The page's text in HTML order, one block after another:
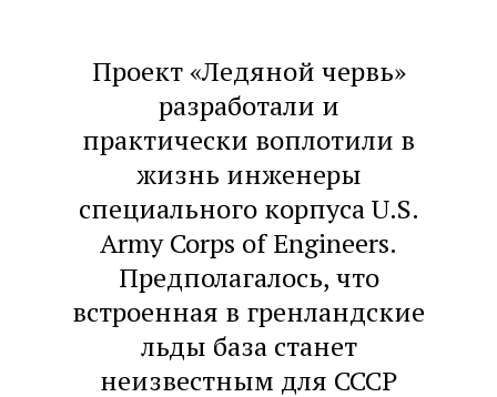
Проект «Ледяной червь»
разработали и
практически воплотили в
жизнь инженеры
специального корпуса U.S.
Army Corps of Engineers.
Предполагалось, что
встроенная в гренландские
льды база станет
неизвестным для СССР